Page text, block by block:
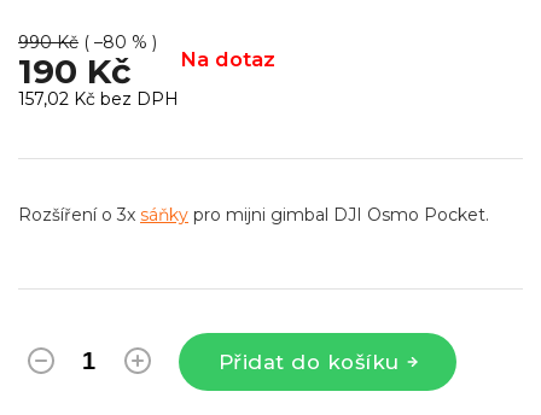
990 Kč ( –80 % )
190 Kč Na dotaz
157,02 Kč bez DPH
cena:
Přidat do košíku
Rozšíření o 3x sáňky pro mijni gimbal DJI Osmo Pocket.